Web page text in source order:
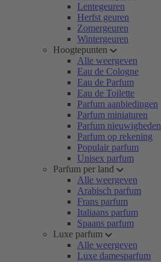
Lentegeuren
Herfst geuren
Zomergeuren
Wintergeuren
Hoogtepunten
Alle weergeven
Eau de Cologne
Eau de Parfum
Eau de Toilette
Parfum aanbiedingen
Parfum miniaturen
Parfum nieuwigheden
Parfum op rekening
Populair parfum
Unisex parfum
Parfum per land
Alle weergeven
Arabisch parfum
Frans parfum
Italiaans parfum
Spaans parfum
Luxe parfum
Alle weergeven
Luxe damesparfum